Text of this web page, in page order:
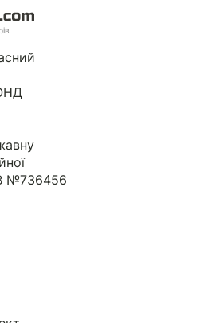
№736456